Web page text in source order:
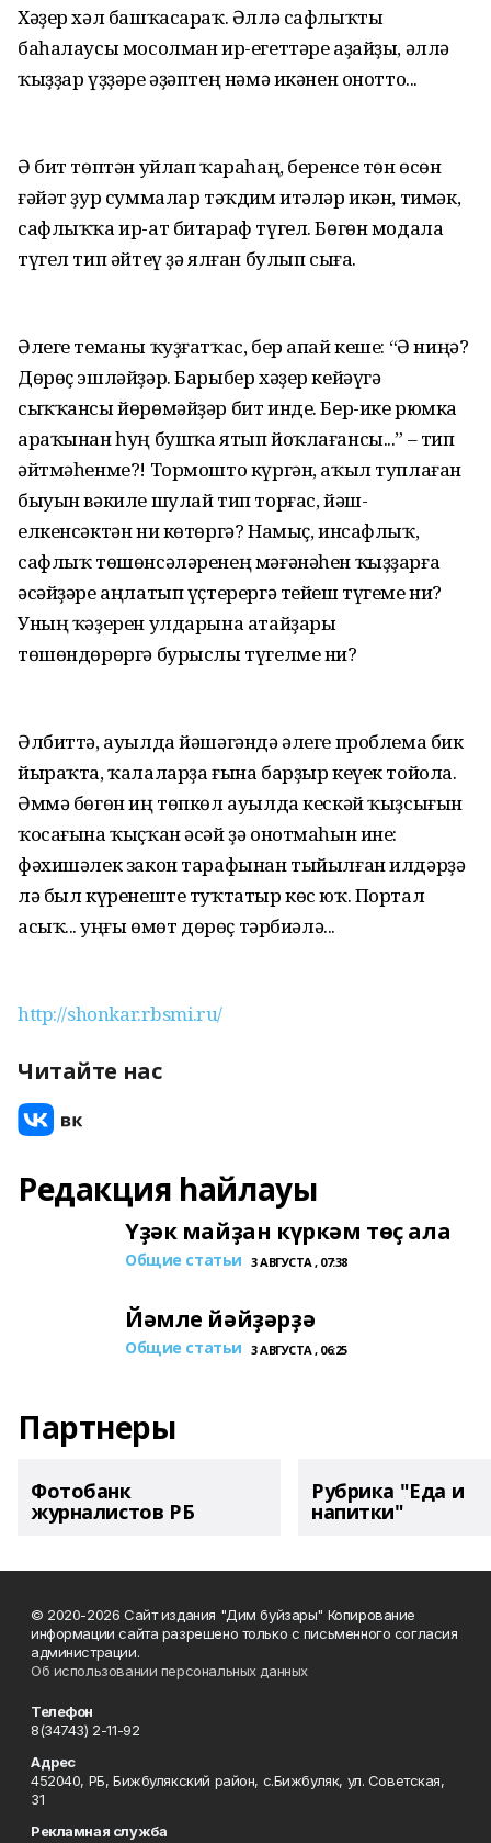
Хәҙер хәл башҡасараҡ. Әллә сафлыҡты
баһалаусы мосолман ир-егеттәре аҙайҙы, әллә
ҡыҙҙар үҙҙәре әҙәптең нәмә икәнен онотто...
Ә бит төптән уйлап ҡараһаң, беренсе төн өсөн
ғәйәт ҙур суммалар тәҡдим итәләр икән, тимәк,
сафлыҡҡа ир-ат битараф түгел. Бөгөн модала
түгел тип әйтеү ҙә ялған булып сыға.
Әлеге теманы ҡуҙғатҡас, бер апай кеше: “Ә ниңә?
Дөрөҫ эшләйҙәр. Барыбер хәҙер кейәүгә
сыҡҡансы йөрөмәйҙәр бит инде. Бер-ике рюмка
араҡынан һуң бушҡа ятып йоҡлағансы...” – тип
әйтмәһенме?! Тормошто күргән, аҡыл туплаған
быуын вәкиле шулай тип торғас, йәш-
елкенсәктән ни көтөргә? Намыҫ, инсафлыҡ,
сафлыҡ төшөнсәләренең мәғәнәһен ҡыҙҙарға
әсәйҙәре аңлатып үҫтерергә тейеш түгеме ни?
Уның ҡәҙерен улдарына атайҙары
төшөндөрөргә бурыслы түгелме ни?
Әлбиттә, ауылда йәшәгәндә әлеге проблема бик
йыраҡта, ҡалаларҙа ғына барҙыр кеүек тойола.
Әммә бөгөн иң төпкөл ауылда кескәй ҡыҙсығын
ҡосағына ҡыҫҡан әсәй ҙә онотмаһын ине:
фәхишәлек закон тарафынан тыйылған илдәрҙә
лә был күренеште туҡтатыр көс юҡ. Портал
асыҡ... Һуңғы өмөт дөрөҫ тәрбиәлә...
http://shonkar.rbsmi.ru/
Читайте нас
Редакция һайлауы
Үҙәк майҙан күркәм төҫ ала
Общие статьи 3 АВГУСТА , 07:38
Йәмле йәйҙәрҙә
Общие статьи 3 АВГУСТА , 06:25
Партнеры
Фотобанк
журналистов РБ
Рубрика "Еда и
напитки"
© 2020-2026 Сайт издания "Дим буйзары" Копирование
информации сайта разрешено только с письменного согласия
администрации.
Об использовании персональных данных
Телефон
8(34743) 2-11-92
Адрес
452040, РБ, Бижбулякский район, с.Бижбуляк, ул. Советская,
31
Рекламная служба